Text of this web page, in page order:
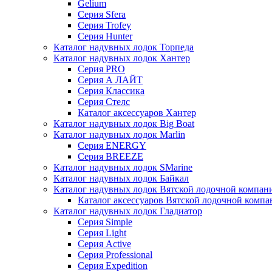
Gelium
Серия Sfera
Серия Trofey
Серия Hunter
Каталог надувных лодок Торпеда
Каталог надувных лодок Хантер
Серия PRO
Серия А ЛАЙТ
Серия Классика
Серия Стелс
Каталог аксессуаров Хантер
Каталог надувных лодок Big Boat
Каталог надувных лодок Marlin
Серия ENERGY
Серия BREEZE
Каталог надувных лодок SMarine
Каталог надувных лодок Байкал
Каталог надувных лодок Вятской лодочной
Каталог аксессуаров Вятской лодочной
Каталог надувных лодок Гладиатор
Серия Simple
Серия Light
Серия Active
Серия Professional
Серия Expedition